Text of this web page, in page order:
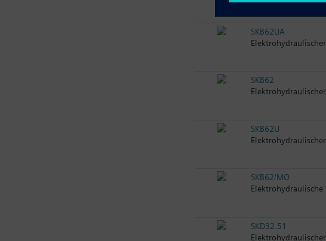
SKB62UA
SKB62
SKB62U
SKB62/MO
SKD32.51